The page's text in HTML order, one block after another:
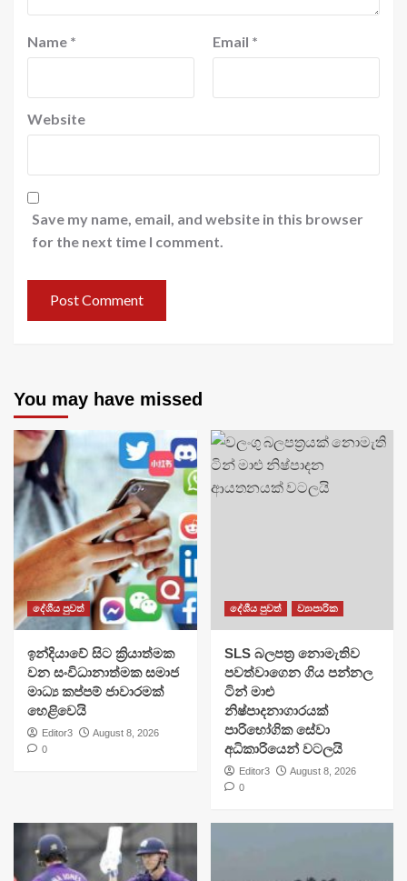
Name * Email *
Website
Save my name, email, and website in this browser
for the next time I comment.
You may have missed
දේශීය පුවත්
​ඉන්දියාවේ සිට ක්‍රියාත්මක
වන සංවිධානාත්මක සමාජ
මාධ්‍ය කප්පම් ජාවාරමක්
හෙළිවෙයි
Editor3
August 8, 2026
0
දේශීය පුවත් ව්‍යාපාරික
SLS බලපත්‍ර නොමැතිව
පවත්වාගෙන ගිය පන්නල
ටින් මාළු
නිෂ්පාදනාගාරයක්
පාරිභෝගික සේවා
අධිකාරියෙන් වටලයි
Editor3
August 8, 2026
0